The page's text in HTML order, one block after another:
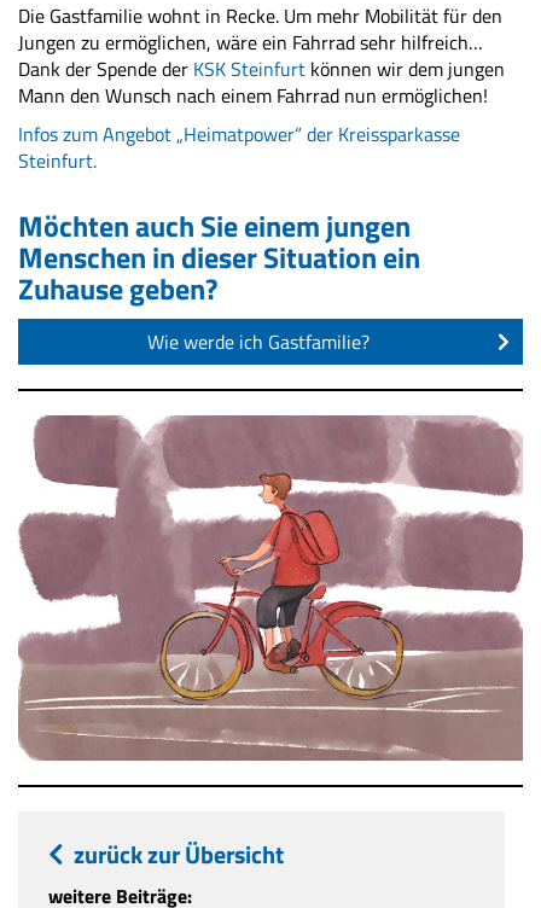
Die Gastfamilie wohnt in Recke. Um mehr Mobilität für den
Jungen zu ermöglichen, wäre ein Fahrrad sehr hilfreich…
Dank der Spende der KSK Steinfurt können wir dem jungen
Mann den Wunsch nach einem Fahrrad nun ermöglichen!
Infos zum Angebot „Heimatpower“ der Kreissparkasse
Steinfurt.
Möchten auch Sie einem jungen
Menschen in dieser Situation ein
Zuhause geben?
Wie werde ich Gastfamilie?
zurück zur Übersicht
weitere Beiträge: